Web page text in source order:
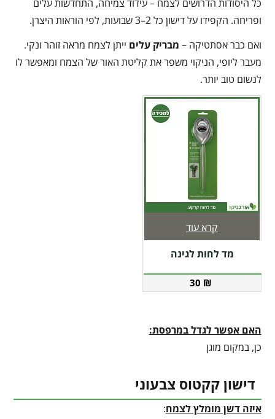
כל היסודות הדרושים לצמח – עידוד צמיחה, התחדשות עלים
ופריחה. הקפידו על דישון כל 2–3 שבועות, לפי הוראות היצרן.
ואם כבר אסתטיקה – מבריק עלים ייתן לצמח מראה זוהר ונקי.
מעבר ליופי, הניקוי משפר את קליטת האור של הצמח ומאפשר לו
לנשום טוב יותר.
מד לחות לגינה
30 ₪
קרא עוד
האם אפשר לגדל במרפסת:
כן, במקום מוגן
דישון קקטוס צבעוני
איזה דשן מומלץ לצמח: